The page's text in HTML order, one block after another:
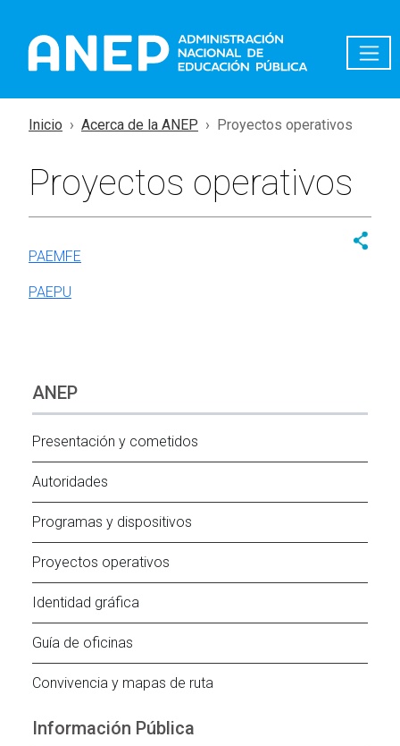
Inicio Acerca de la ANEP Proyectos operativos
Proyectos operativos
PAEMFE
PAEPU
ANEP
Presentación y cometidos
Autoridades
Programas y dispositivos
Proyectos operativos
Identidad gráfica
Guía de oficinas
Convivencia y mapas de ruta
Información Pública